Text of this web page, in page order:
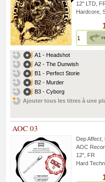
12'' LTD,
Hardcore,
A1 - Headshot
A2 - The Dunwish
B1 - Perfect Storie
B2 - Murder
B3 - Cyborg
Ajouter tous les titres à une
AOC 03
Dep Affect
AOC
12", FR
Hard